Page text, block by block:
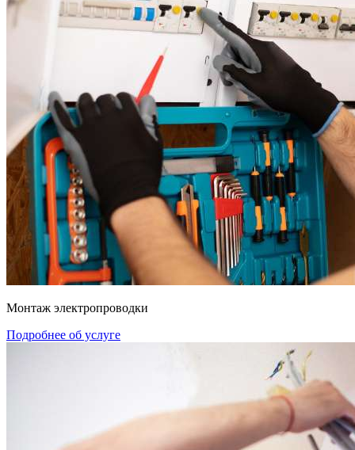
Монтаж электропроводки
Подробнее об услуге